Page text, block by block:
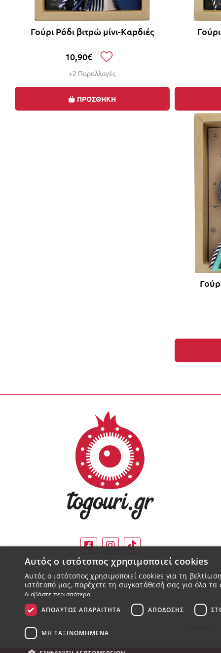
Γούρι Ρόδι βιτρώ μίνι-Καρδιές
10,90€
+2 Παραλλαγές
ΠΡΟΣΘΗΚΗ
Αυτός ο ιστότοπος χρησιμοποιεί cookies
Αυτός ο ιστότοπος χρησιμοποιεί cookies για τη
ιστότοπό μας, παρέχετε τη συγκατάθεσή σας για όλα
Διαβάστε περισσότερα
ΑΠΟΛΎΤΩΣ ΑΠΑΡΑΊΤΗΤΑ
ΑΠΌΔΟΣΗΣ
ΜΗ ΤΑΞΙΝΟΜΗΜΈΝΑ